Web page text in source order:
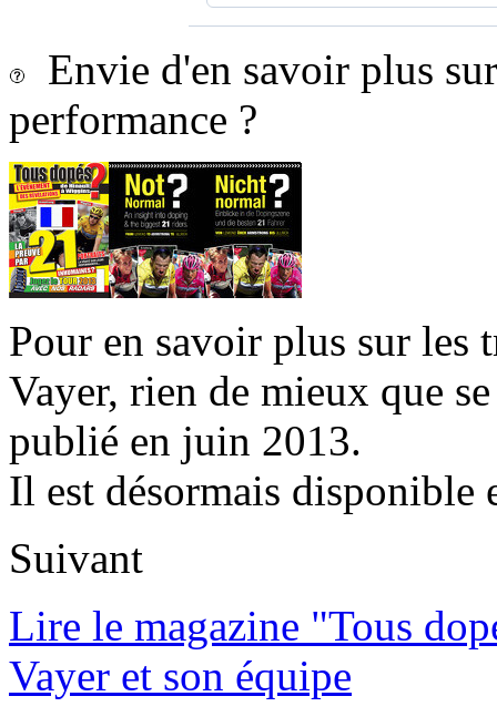
Envie d'en savoir plus
performance ?
Pour en savoir plus sur les
Vayer, rien de mieux que
publié en juin 2013.
Il est désormais disponible
Suivant
Lire le magazine "Tous
Vayer et son équipe